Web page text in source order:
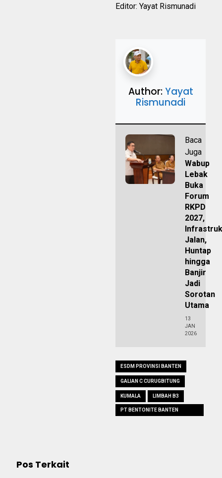
Editor: Yayat Rismunadi
Author:Yayat
Rismunadi
Baca
Juga
Wabup
Lebak
Buka
Forum
RKPD
2027,
Jalan,
Huntap
hingga
Banjir
Jadi
Sorotan
Utama
13
JAN
2026
ESDM PROVINSI BANTEN
GALIAN C CURUGBITUNG
KUMALA LIMBAH B3
PT BENTONITE BANTEN
Pos Terkait